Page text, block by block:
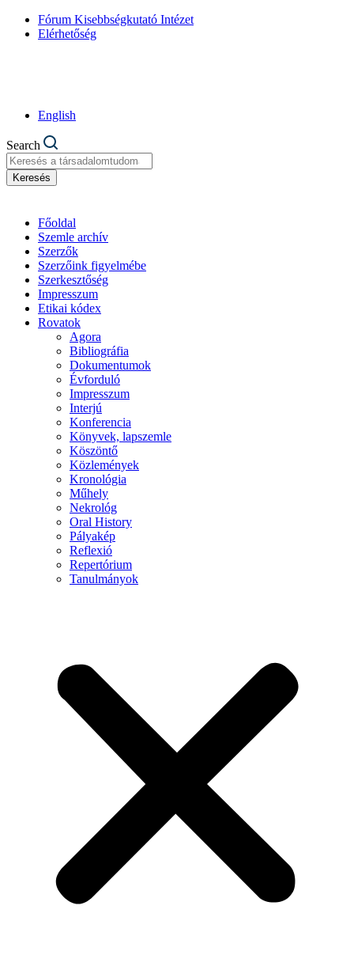
Fórum Kisebbségkutató Intézet
Elérhetőség
English
Search
Keresés
Főoldal
Szemle archív
Szerzők
Szerzőink figyelmébe
Szerkesztőség
Impresszum
Etikai kódex
Rovatok
Agora
Bibliográfia
Dokumentumok
Évforduló
Impresszum
Interjú
Konferencia
Könyvek, lapszemle
Köszöntő
Közlemények
Kronológia
Műhely
Nekrológ
Oral History
Pályakép
Reflexió
Repertórium
Tanulmányok